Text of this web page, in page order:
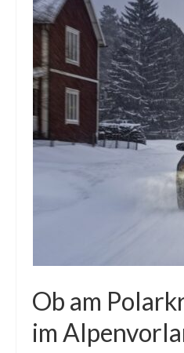
Ob am
im